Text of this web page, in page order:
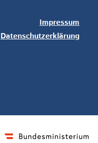
Impressum
Datenschutzerklärung